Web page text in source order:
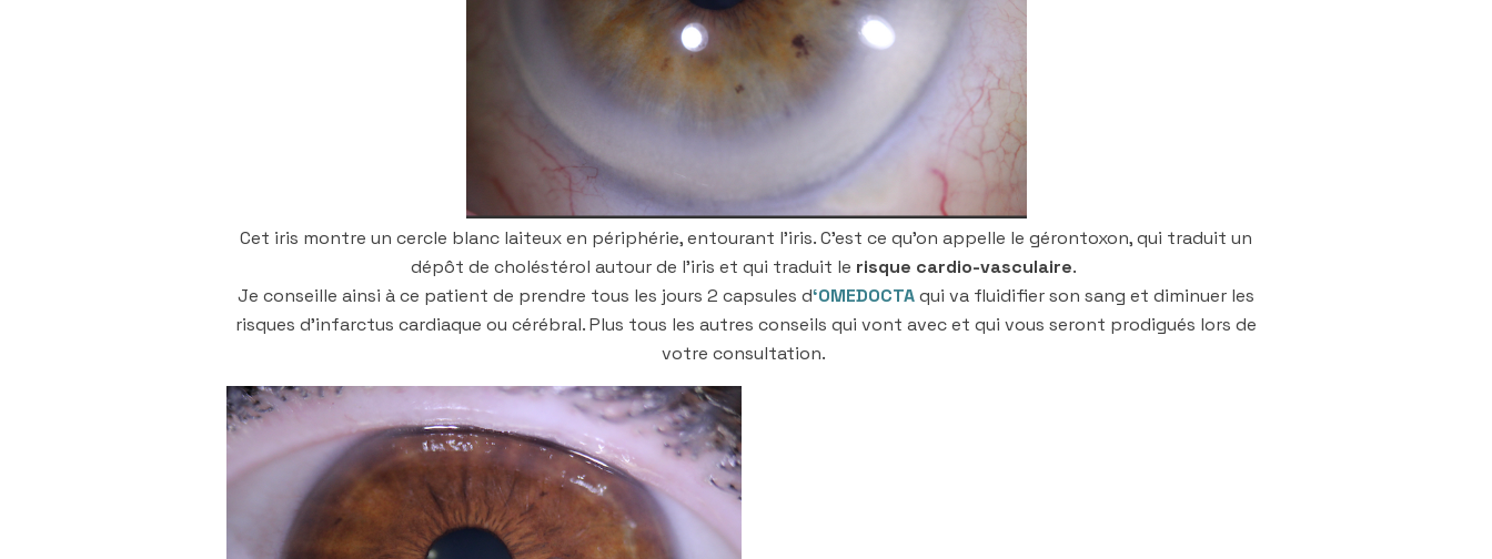
Cet iris montre un cercle blanc laiteux en périphérie, entourant l’iris. C’est ce qu’on appelle le gérontoxon, qui traduit un
dépôt de choléstérol autour de l’iris et qui traduit le risque cardio-vasculaire.
Je conseille ainsi à ce patient de prendre tous les jours 2 capsules d‘OMEDOCTAqui va fluidifier son sang et diminuer les
risques d’infarctus cardiaque ou cérébral. Plus tous les autres conseils qui vont avec et qui vous seront prodigués lors de
votre consultation.